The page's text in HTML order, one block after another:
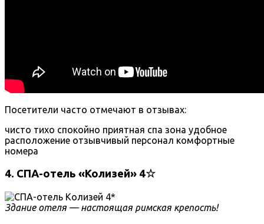
Посетители часто отмечают в отзывах:
чисто тихо спокойно приятная спа зона удобное
расположение отзывчивый персонал комфортные
номера
4. СПА-отель «Колизей» 4☆
Здание отеля — настоящая римская крепость!